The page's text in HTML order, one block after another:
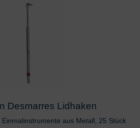
Desmarres Lidhaken
aus Metall, 25 Stück